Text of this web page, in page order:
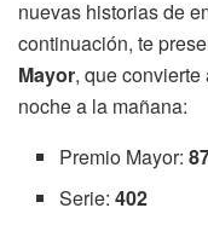
nuevas historias de
continuación, te
Mayor, que
noche a la mañana:
Premio Mayor:
Serie:402